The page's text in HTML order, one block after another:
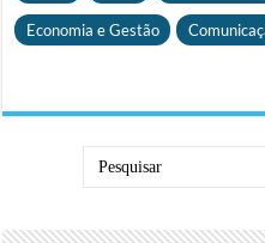
Economia e Gestão